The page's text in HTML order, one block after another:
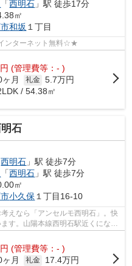
「西明石 」駅 徒歩17分
㎡
和坂 １丁目
ンターネット無料☆★
円 (管理費等：- )
ヶ月 礼金 5.7万円
/ 54.38㎡
石
西明石 」駅 徒歩7分
「西明石 」駅 徒歩7分
㎡
小久保 １丁目16-10
えなら「アンセルモ西明石」。快
す。山陽本線西明石駅近くになら
円 (管理費等：- )
ヶ月 礼金
17.4万円